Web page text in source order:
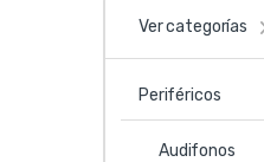
Ver categorías
Periféricos
Audifonos